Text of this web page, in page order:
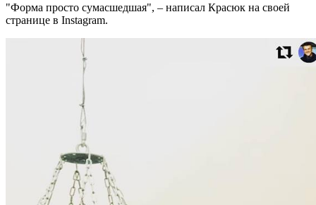
"Форма просто сумасшедшая", – написал Красюк на своей
странице в Instagram.